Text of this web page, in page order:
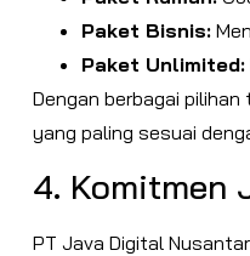
Paket Bisnis:
Paket Unlimited:
Dengan berbagai
yang paling sesuai
4. Komitmen
PT Java Digital